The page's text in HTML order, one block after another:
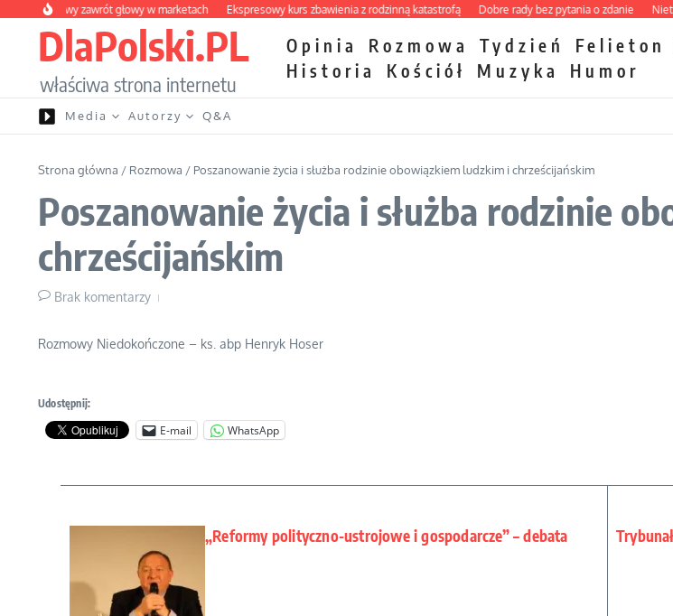
Przejdź do treści
owocowy zawrót głowy w marketach Ekspresowy kurs zbawienia z rodzinną katastrofą Dobre rady bez pytania o zdanie
DlaPolski.PL
właściwa strona internetu
Opinia Rozmowa Tydzień Felieton
Historia
Kościół Muzyka Humor
Media Autorzy Q&A
Strona główna / Rozmowa / Poszanowanie życia i służba rodzinie obowiązkiem ludzkim i chrześcijańskim
Poszanowanie życia i służba rodzinie
chrześcijańskim
Brak komentarzy
Rozmowy Niedokończone – ks. abp Henryk Hoser
Udostępnij:
E-mail WhatsApp
„Reformy polityczno-ustrojowe i gospodarcze” – debata